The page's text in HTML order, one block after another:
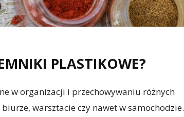
PLASTIKOWE?
w organizacji i przechowywaniu różnych
warsztacie czy nawet w samochodzie.